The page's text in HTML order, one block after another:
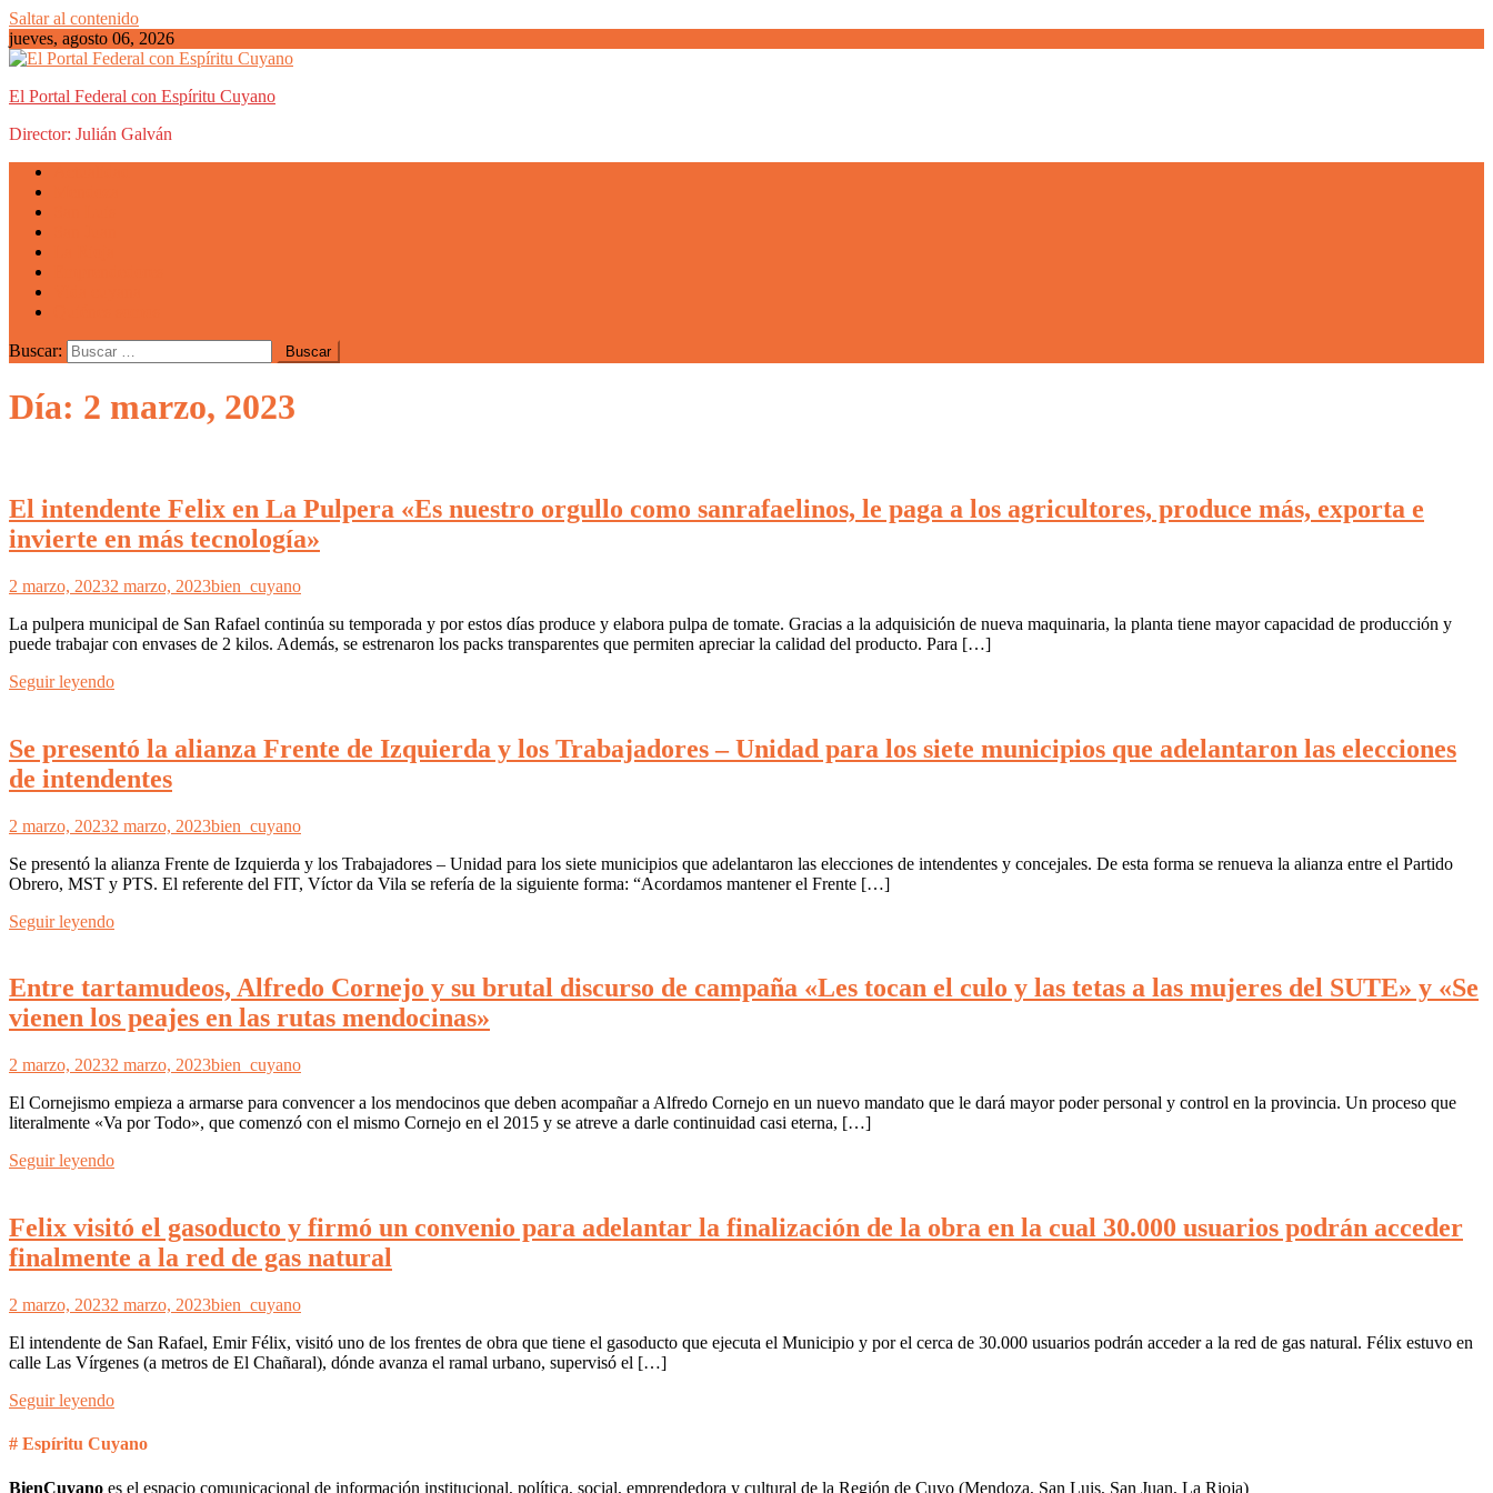
Saltar al contenido
jueves, agosto 06, 2026
El Portal Federal con Espíritu Cuyano
Director: Julián Galván
Buscar:
Día: 2 marzo, 2023
El intendente Felix en La Pulpera «Es nuestro orgullo como sanrafaelinos, le paga a los agricultores, produce más, exporta e
invierte en más tecnología»
2 marzo, 20232 marzo, 2023bien_cuyano
La pulpera municipal de San Rafael continúa su temporada y por estos días produce y elabora pulpa de tomate. Gracias a la adquisición de nueva maquinaria, la planta tiene mayor capacidad de producción y
puede trabajar con envases de 2 kilos. Además, se estrenaron los packs transparentes que permiten apreciar la calidad del producto. Para […]
Seguir leyendo
Se presentó la alianza Frente de Izquierda y los Trabajadores – Unidad para los siete municipios que adelantaron las elecciones
de intendentes
2 marzo, 20232 marzo, 2023bien_cuyano
Se presentó la alianza Frente de Izquierda y los Trabajadores – Unidad para los siete municipios que adelantaron las elecciones de intendentes y concejales. De esta forma se renueva la alianza entre el Partido
Obrero, MST y PTS. El referente del FIT, Víctor da Vila se refería de la siguiente forma: “Acordamos mantener el Frente […]
Seguir leyendo
Entre tartamudeos, Alfredo Cornejo y su brutal discurso de campaña «Les tocan el culo y las tetas a las mujeres del SUTE» y «Se
vienen los peajes en las rutas mendocinas»
2 marzo, 20232 marzo, 2023bien_cuyano
El Cornejismo empieza a armarse para convencer a los mendocinos que deben acompañar a Alfredo Cornejo en un nuevo mandato que le dará mayor poder personal y control en la provincia. Un proceso que
literalmente «Va por Todo», que comenzó con el mismo Cornejo en el 2015 y se atreve a darle continuidad casi eterna, […]
Seguir leyendo
Felix visitó el gasoducto y firmó un convenio para adelantar la finalización de la obra en la cual 30.000 usuarios podrán acceder
finalmente a la red de gas natural
2 marzo, 20232 marzo, 2023bien_cuyano
El intendente de San Rafael, Emir Félix, visitó uno de los frentes de obra que tiene el gasoducto que ejecuta el Municipio y por el cerca de 30.000 usuarios podrán acceder a la red de gas natural. Félix estuvo en
calle Las Vírgenes (a metros de El Chañaral), dónde avanza el ramal urbano, supervisó el […]
Seguir leyendo
# Espíritu Cuyano
BienCuyano es el espacio comunicacional de información institucional, política, social, emprendedora y cultural de la Región de Cuyo (Mendoza, San Luis, San Juan, La Rioja)